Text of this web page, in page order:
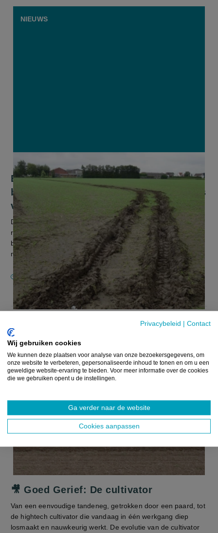
Privacybeleid | Contact
Wij gebruiken cookies
We kunnen deze plaatsen voor analyse van onze bezoekersgegevens, om
onze website te verbeteren, gepersonaliseerde inhoud te tonen en om u een
geweldige website-ervaring te bieden. Voor meer informatie over de cookies
die we gebruiken opent u de instellingen.
Ga verder naar de website
Cookies aanpassen
EU-Raad schaart zich achter nieuwe
bodemrichtlijn, maar milieuorganisaties
vinden die te vrijblijvend
De Europese Raad heef haar fiat gegeven voor de nieuwe
richtlijn bodemmonitoring. De EU wil tegen 2050 gezonde
bodems realiseren in heel Europa en deze nieuwe richtlijn
moet dat garanderen....
3 OKTOBER 2025
NIEUWS
screenreader.play video 🎥 Goed Gerief: De cultivator
🎥 Goed Gerief: De cultivator
Van een eenvoudige tandeneg, getrokken door een paard, tot
de hightech cultivator die vandaag in één werkgang diep
losmaakt en nauwkeurig werkt. De evolutie van de cultivator